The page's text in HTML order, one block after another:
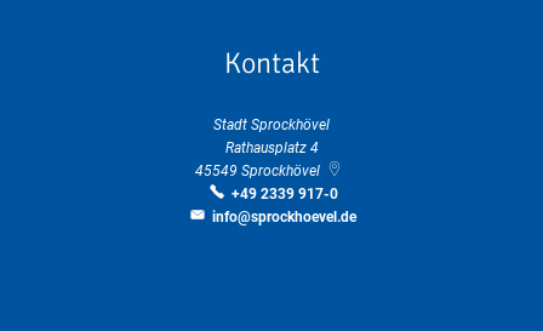
Kontakt
Stadt Sprockhövel
Rathausplatz 4
45549 Sprockhövel
+49 2339 917-0
info@sprockhoevel.de